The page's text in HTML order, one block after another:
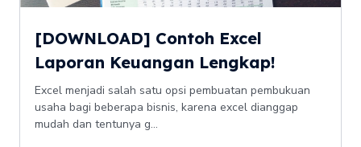
[DOWNLOAD] Contoh Excel
Laporan Keuangan Lengkap!
Excel menjadi salah satu opsi pembuatan pembukuan
usaha bagi beberapa bisnis, karena excel dianggap
mudah dan tentunya g...